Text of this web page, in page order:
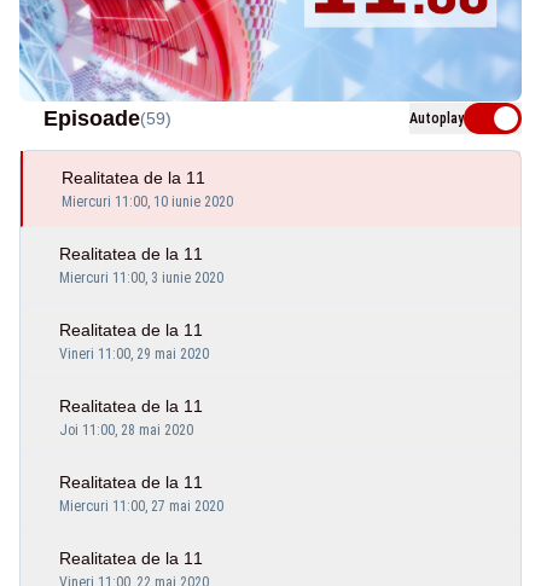
Episoade(59) Autoplay
Realitatea de la 11
Miercuri 11:00, 10 iunie 2020
Realitatea de la 11
Miercuri 11:00, 3 iunie 2020
Realitatea de la 11
Vineri 11:00, 29 mai 2020
Realitatea de la 11
Joi 11:00, 28 mai 2020
Realitatea de la 11
Miercuri 11:00, 27 mai 2020
Realitatea de la 11
Vineri 11:00, 22 mai 2020